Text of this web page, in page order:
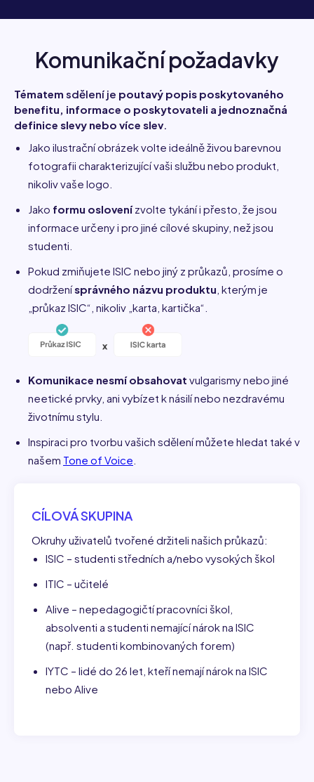
Komunikační požadavky
Tématem sdělení je poutavý popis poskytovaného
benefitu, informace o poskytovateli a jednoznačná
definice slevy nebo více slev.
Jako ilustrační obrázek volte ideálně živou barevnou
fotografii charakterizující vaši službu nebo produkt,
nikoliv vaše logo.
Jako formu oslovenízvolte tykání i přesto, že jsou
informace určeny i pro jiné cílové skupiny, než jsou
studenti.
Pokud zmiňujete ISIC nebo jiný z průkazů, prosíme o
dodrženísprávného názvu produktu , kterým je
„průkaz ISIC“, nikoliv „karta, kartička“.
Komunikace nesmí obsahovat vulgarismy nebo jiné
neetické prvky, ani vybízet k násilí nebo nezdravému
životnímu stylu.
Inspiraci pro tvorbu vašich sdělení můžete hledat také v
našem Tone of Voice
CÍLOVÁ SKUPINA
Okruhy uživatelů tvořené držiteli našich průkazů:
ISIC – studenti středních a/nebo vysokých škol
ITIC – učitelé
Alive – nepedagogičtí pracovníci škol,
absolventi a studenti nemající nárok na ISIC
(např. studenti kombinovaných forem)
IYTC – lidé do 26 let, kteří nemají nárok na ISIC
nebo Alive